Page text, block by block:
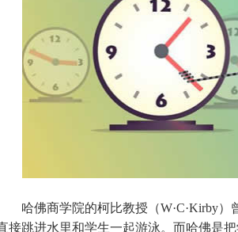
哈佛商学院的柯比教授（W·C·Kirby）
接跳进水里和学生一起游泳。而哈佛是